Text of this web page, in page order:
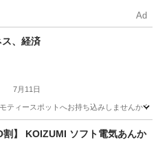
Ad
、経済
7月11日
ースポットへお持ち込みしませんか？
現地
】 KOIZUMI ソフト電気あんか